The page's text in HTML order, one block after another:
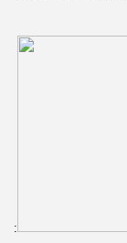
: